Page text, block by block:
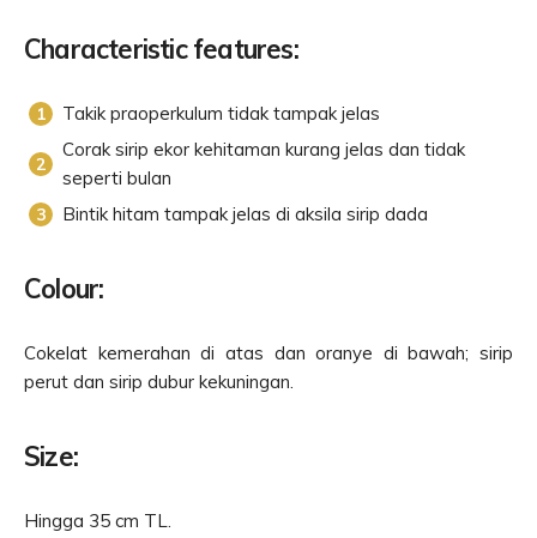
Characteristic features:
Takik praoperkulum tidak tampak jelas
Corak sirip ekor kehitaman kurang jelas dan tidak
seperti bulan
Bintik hitam tampak jelas di aksila sirip dada
Colour:
Cokelat kemerahan di atas dan oranye di bawah; sirip
perut dan sirip dubur kekuningan.
Size:
Hingga 35 cm TL.